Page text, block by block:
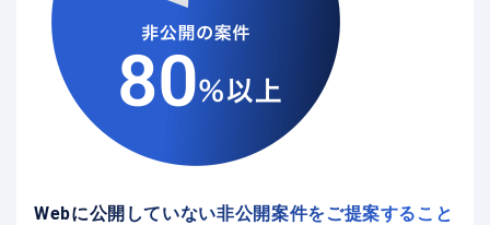
Webに公開していない非公開案件をご提案すること